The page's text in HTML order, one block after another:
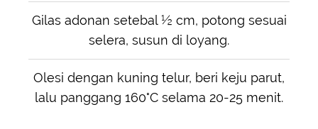
Gilas adonan setebal ½ cm, potong sesuai
selera, susun di loyang.
Olesi dengan kuning telur, beri keju parut,
lalu panggang 160°C selama 20-25 menit.